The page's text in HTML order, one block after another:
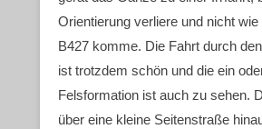
Orientierung verliere und nicht wie
B427 komme. Die Fahrt durch
ist trotzdem schön und die ein
Felsformation ist auch zu sehen.
über eine kleine Seitenstraße